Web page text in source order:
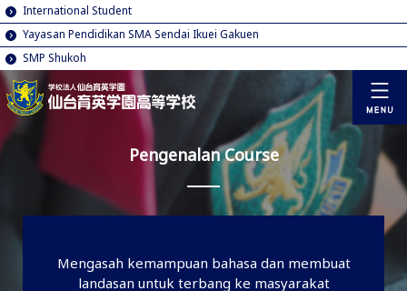
International Student
Yayasan Pendidikan SMA Sendai Ikuei Gakuen
SMP Shukoh
Pengenalan Course
Mengasah kemampuan bahasa dan membuat
landasan untuk terbang ke masyarakat